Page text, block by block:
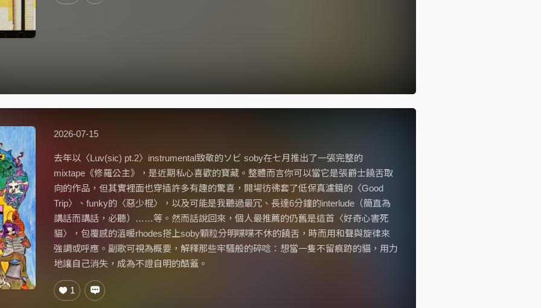
2026-07-15
去年以〈Luv(sic) pt.2〉instrumental致敬的ソビ soby在七月推出了一張完整的
mixtape《修羅公主》，是近期私心喜歡的寶藏。整體而言你可以當它是張爵士饒舌取
向的作品，但其實裡面也穿插許多有趣的驚喜，開場彷彿套了低保真濾鏡的〈Good
Trip〉、funky的〈惡少棍〉，以及可能是我聽過最冗、長達6分鐘的interlude（簡直為
講話而講話，必聽）……等。然而話說回來，個人最推薦的仍舊是這首〈好奇心害死
貓〉，包覆感的溫暖rhodes搭上soby顆粒分明喋喋不休的饒舌，時而用和聲與旋律來
強調或呼應。副歌可視為概要，解釋那些牢騷般的碎唸：想當一隻不留痕跡的貓，用力
地讓自己消失，成為不證自明的酷蓋。
1